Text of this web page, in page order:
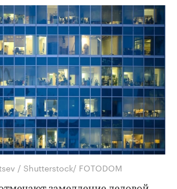
/ Shutterstock/ FOTODOM